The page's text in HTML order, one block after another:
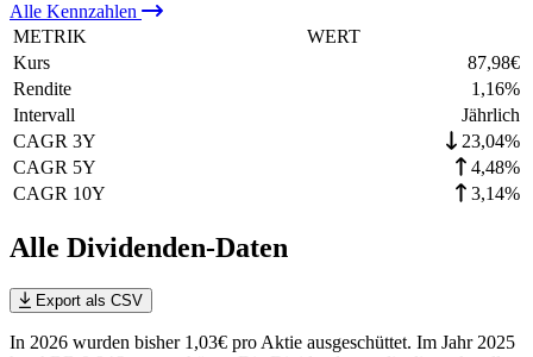
Alle Kennzahlen
METRIK
WERT
Kurs
87,98€
Rendite
1,16%
Intervall
Jährlich
CAGR 3Y
23,04%
CAGR 5Y
4,48%
CAGR 10Y
3,14%
Alle Dividenden-Daten
Export als CSV
In 2026 wurden bisher 1,03€ pro Aktie ausgeschüttet. Im Jahr 2025